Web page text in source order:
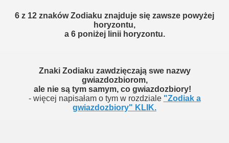
6 z 12 znaków Zodiaku znajduje się zawsze powyżej
horyzontu,
a 6 poniżej linii horyzontu.
Znaki Zodiaku zawdzięczają swe nazwy
gwiazdozbiorom,
ale nie są tym samym, co gwiazdozbiory!
- więcej napisałam o tym w rozdziale "Zodiak a
gwiazdozbiory" KLIK.